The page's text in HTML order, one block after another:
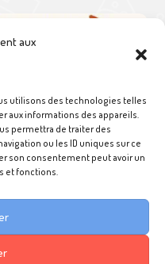
aux
utilisons des technologies telles
aux informations des appareils.
permettra de traiter des
ou les ID uniques sur ce
son consentement peut avoir un
et fonctions.